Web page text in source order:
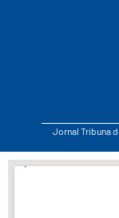
Jornal Tribuna